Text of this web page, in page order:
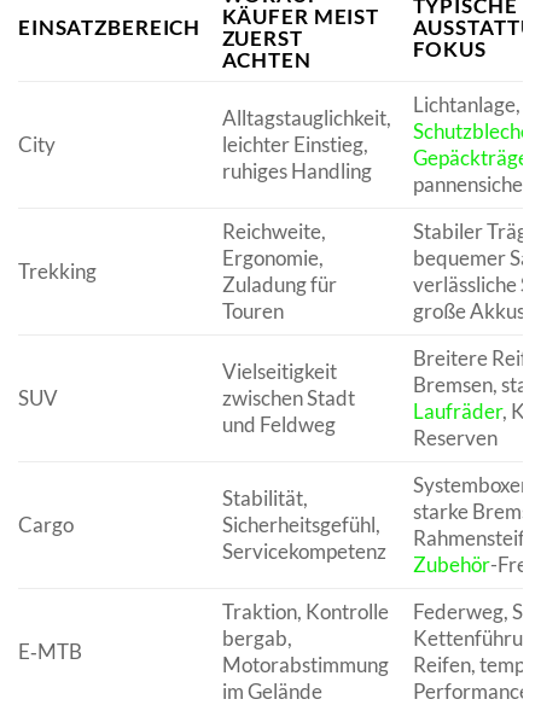
EINSATZBEREICH
KÄUFER MEIST
ZUERST
ACHTEN
FOKUS
City
Alltagstauglichkeit,
leichter Einstieg,
ruhiges Handling
Lichtanlage,
Schutzbleche
Gepäckträger
Trekking
Reichweite,
Ergonomie,
Zuladung für
Touren
Stabiler
bequemer
verlässliche
große Akkus
SUV
Vielseitigkeit
zwischen Stadt
und Feldweg
Breitere
Bremsen,
Laufräder,
Reserven
Cargo
Stabilität,
Sicherheitsgefühl,
Servicekompetenz
starke
Zubehör-
E‑MTB
Traktion, Kontrolle
bergab,
Motorabstimmung
im Gelände
Federweg,
Reifen,
Performance